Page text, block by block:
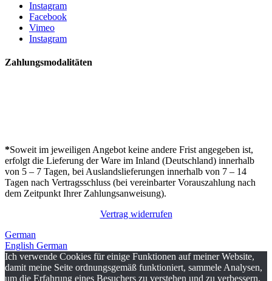
Instagram
Facebook
Vimeo
Instagram
Zahlungsmodalitäten
*Soweit im jeweiligen Angebot keine andere Frist angegeben ist,
erfolgt die Lieferung der Ware im Inland (Deutschland) innerhalb
von 5 – 7 Tagen, bei Auslandslieferungen innerhalb von 7 – 14
Tagen nach Vertragsschluss (bei vereinbarter Vorauszahlung nach
dem Zeitpunkt Ihrer Zahlungsanweisung).
Vertrag widerrufen
German
English German
Ich verwende Cookies für einige Funktionen auf meiner Website,
damit meine Seite ordnungsgemäß funktioniert, sammele Analysen,
um die Erfahrung eines Besuchers zu verstehen und zu verbessern.